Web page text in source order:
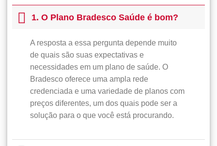
1. O Plano Bradesco Saúde é bom?
A resposta a essa pergunta depende muito
de quais são suas expectativas e
necessidades em um plano de saúde. O
Bradesco oferece uma ampla rede
credenciada e uma variedade de planos com
preços diferentes, um dos quais pode ser a
solução para o que você está procurando.